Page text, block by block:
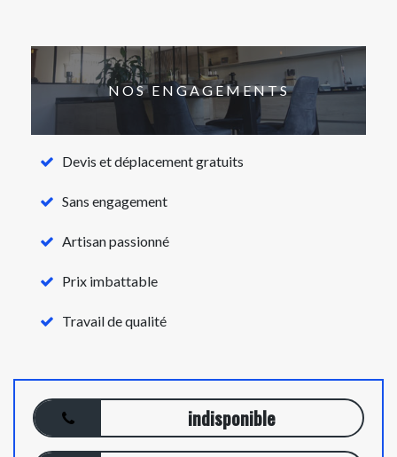
NOS ENGAGEMENTS
Devis et déplacement gratuits
Sans engagement
Artisan passionné
Prix imbattable
Travail de qualité
indisponible